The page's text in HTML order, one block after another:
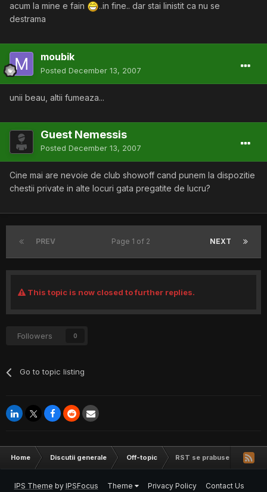
acum la mine e fain
..in fine.. dar stai linistit ca nu se
destrama
moubik
Posted December 13, 2007
unii beau, altii fumeaza...
Guest Nemessis
Posted December 13, 2007
Cine mai are nevoie de club showoff cand punem la dispozitie
chestii private in alte locuri gata pregatite de lucru?
PREV NEXT
Page 1 of 2
This topic is now closed to further replies.
Followers 0
Go to topic listing
Home Discutii generale Off-topic RST se prabuseste ..
IPS Theme by IPSFocus Theme Privacy Policy Contact Us